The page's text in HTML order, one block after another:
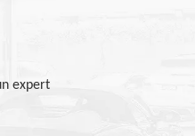
expert